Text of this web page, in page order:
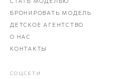
БРОНИРОВАТЬ МОДЕЛЬ
ДЕТСКОЕ АГЕНТСТВО
О НАС
КОНТАКТЫ
СОЦСЕТИ